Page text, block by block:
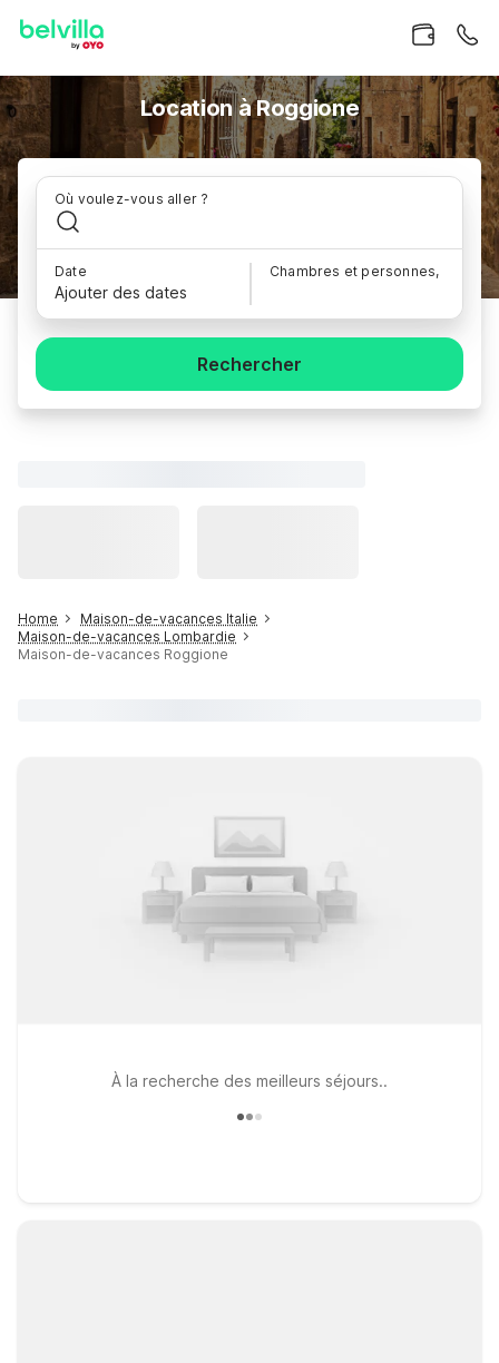
Location à Roggione
Où voulez-vous aller ?
Date
Ajouter des dates
Chambres et personnes,
Rechercher
Home
Maison-de-vacances Italie
Maison-de-vacances Lombardie
Maison-de-vacances Roggione
À la recherche des meilleurs séjours..